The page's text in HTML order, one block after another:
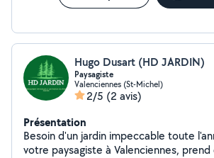
Hugo Dusart (HD JARDIN)
Paysagiste
Valenciennes (St-Michel)
2/5 (2 avis)
Présentation
Besoin d'un jardin impeccable toute
votre paysagiste à Valenciennes,